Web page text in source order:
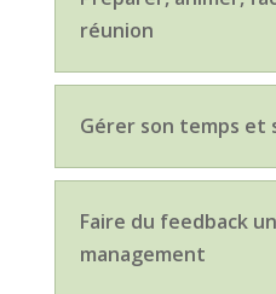
réunion
Gérer son temps et
Faire du feedback
management